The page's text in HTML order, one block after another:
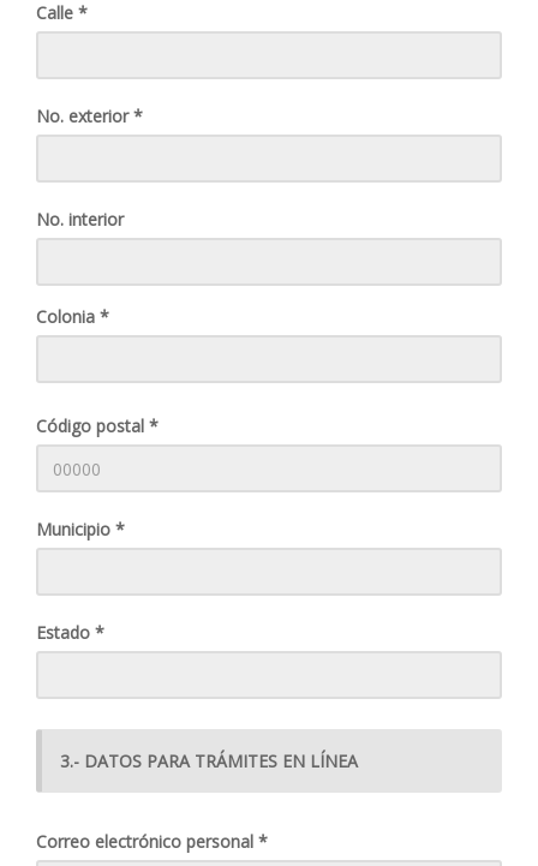
Calle *
No. exterior *
No. interior
Colonia *
Código postal *
Municipio *
Estado *
3.- DATOS PARA TRÁMITES EN LÍNEA
Correo electrónico personal *